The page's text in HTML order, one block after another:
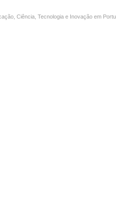
Ciência, Tecnologia e Inovação em